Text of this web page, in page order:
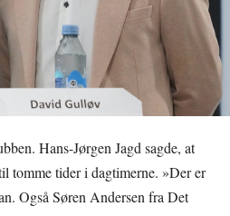
Hans-Jørgen Jagd sagde, at
tomme tider i dagtimerne. »Der er
Også Søren Andersen fra Det